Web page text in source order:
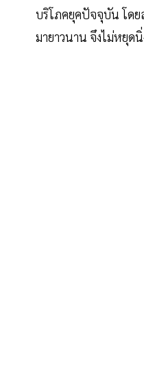
บริโภคยุคปัจจุบัน โดย
มายาวนาน จึงไม่หยุ